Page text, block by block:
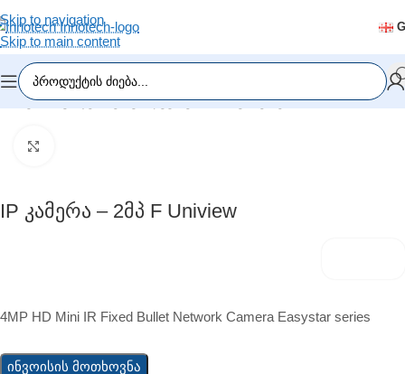
Skip to navigation
Skip to main content
მთავარი/ვიდეომეთვალყურეობა/IP კამერები
IP Კამერა – 2მპ F Uniview
4MP HD Mini IR Fixed Bullet Network Camera Easystar series
ინვოისის მოთხოვნა